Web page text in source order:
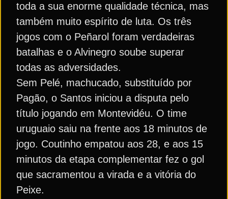
toda a sua enorme qualidade técnica, mas
também muito espírito de luta. Os três
jogos com o Peñarol foram verdadeiras
batalhas e o Alvinegro soube superar
todas as adversidades.
Sem Pelé, machucado, substituído por
Pagão, o Santos iniciou a disputa pelo
título jogando em Montevidéu. O time
uruguaio saiu na frente aos 18 minutos de
jogo. Coutinho empatou aos 28, e aos 15
minutos da etapa complementar fez o gol
que sacramentou a virada e a vitória do
Peixe.